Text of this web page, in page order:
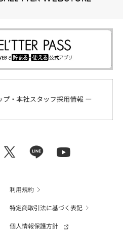
利用規約
特定商取引法に基づく表記
個人情報保護方針